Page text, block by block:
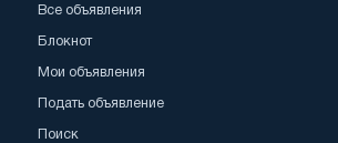
Все объявления
Блокнот
Мои объявления
Подать объявление
Поиск